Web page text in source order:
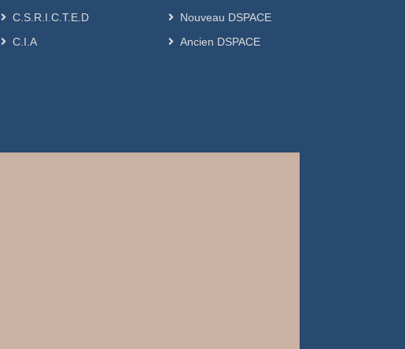
C.S.R.I.C.T.E.D
C.I.A
Nouveau DSPACE
Ancien DSPACE